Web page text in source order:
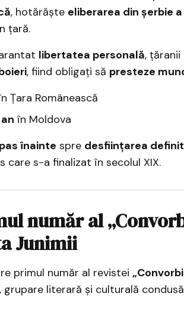
, hotărăște eliberarea din șerbie
țară.
libertatea personală, țăranii
, fiind obligați să presteze
Țara Românească
în Moldova
pas înainte spre desființarea
care s-a finalizat în secolul XIX.
număr al
Junimii
primul număr al revistei
grupare literară și culturală